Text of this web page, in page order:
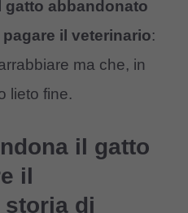
gatto abbandonato
il veterinario:
ma che, in
lieto fine.
il gatto
il
di